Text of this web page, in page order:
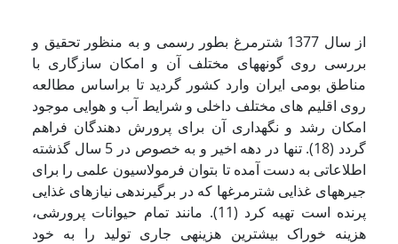
از سال 1377 شترمرغ بطور رسمی و به منظور تحقیق و
بررسی روی گونه­های مختلف آن و امکان سازگاری با
مناطق بومی ایران وارد کشور گردید تا براساس مطالعه
روی اقلیم های مختلف داخلی و شرایط آب و هوایی موجود
امکان رشد و نگهداری آن برای پرورش دهندگان فراهم
گردد (18). تنها در دهه اخیر و به خصوص در 5 سال گذشته
اطلاعاتی به دست آمده تا بتوان فرمولاسیون علمی را برای
جیره­های غذایی شترمرغ­ها که در برگیرنده­ی نیازهای غذایی
پرنده است تهیه کرد (11). مانند تمام حیوانات پرورشی،
هزینه خوراک بیشترین هزینه­ی جاری تولید را به خود